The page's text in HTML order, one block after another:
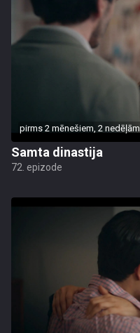
pirms 2 mēnešiem, 2 nedēļām
Samta dinastija
72. epizode